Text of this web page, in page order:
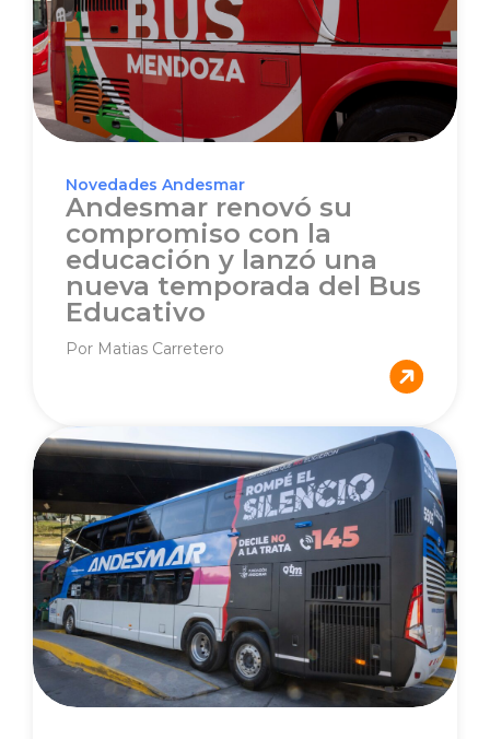
Novedades Andesmar
Andesmar renovó su
compromiso con la
educación y lanzó una
nueva temporada del Bus
Educativo
Por Matias Carretero